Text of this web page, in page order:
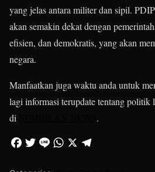
yang jelas antara militer dan sipil.
akan semakin dekat dengan
efisien, dan demokratis, yang akan
negara.
Manfaatkan juga waktu anda untuk
lagi informasi terupdate tentang politik
di
.